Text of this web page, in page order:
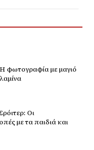
φωτογραφία με μαγιό
Οι
με τα παιδιά και